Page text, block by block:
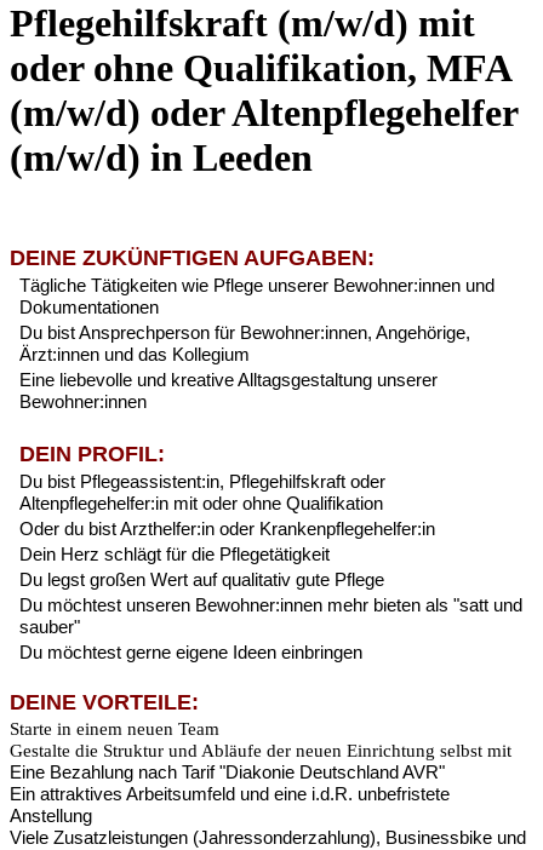
Pflegehilfskraft (m/w/d) mit
oder ohne Qualifikation, MFA
(m/w/d) oder Altenpflegehelfer
(m/w/d) in Leeden
DEINE ZUKÜNFTIGEN AUFGABEN:
Tägliche Tätigkeiten wie Pflege unserer Bewohner:innen und
Dokumentationen
Du bist Ansprechperson für Bewohner:innen, Angehörige,
Ärzt:innen und das Kollegium
Eine liebevolle und kreative Alltagsgestaltung unserer
Bewohner:innen
DEIN PROFIL:
Du bist Pflegeassistent:in, Pflegehilfskraft oder
Altenpflegehelfer:in mit oder ohne Qualifikation
Oder du bist Arzthelfer:in oder Krankenpflegehelfer:in
Dein Herz schlägt für die Pflegetätigkeit
Du legst großen Wert auf qualitativ gute Pflege
Du möchtest unseren Bewohner:innen mehr bieten als "satt und
sauber"
Du möchtest gerne eigene Ideen einbringen
DEINE VORTEILE:
Starte in einem neuen Team
Gestalte die Struktur und Abläufe der neuen Einrichtung selbst mit
Eine Bezahlung nach Tarif "Diakonie Deutschland AVR"
Ein attraktives Arbeitsumfeld und eine i.d.R. unbefristete
Anstellung
Viele Zusatzleistungen (Jahressonderzahlung), Businessbike und